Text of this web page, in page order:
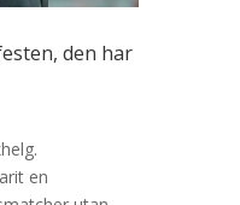
den har
en